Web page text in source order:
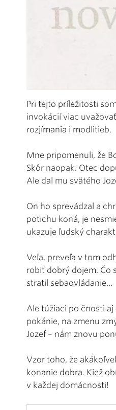
Pri tejto príležitosti
invokácií viac
rozjímania i modlitieb.
Mne pripomenuli, že
Skôr naopak. Otec
Ale dal mu svätého
On ho sprevádzal a
potichu koná, je
ukazuje ľudský
Veľa, preveľa v tom
robiť dobrý dojem. Čo
stratil sebaovládanie...
Ale túžiaci po čnosti
pokánie, na zmenu
Jozef – nám znovu
Vzor toho, že
konanie dobra. Kiež
v každej domácnosti!